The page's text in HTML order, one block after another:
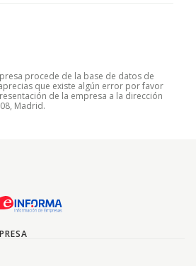
procede de la base de datos de
aprecias que existe algún error por favor
de la empresa a la dirección
Madrid.